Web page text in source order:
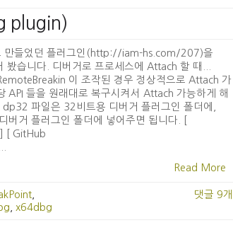
plugin)
만들었던 플러그인(http://iam-hs.com/207)을
습니다. 디버거로 프로세스에 Attach 할 때...
이 조작된 경우 정상적으로 Attach 가
API 들을 원래대로 복구시켜서 Attach 가능하게 해
파일은 32비트용 디버거 플러그인 폴더에,
버거 플러그인 폴더에 넣어주면 됩니다. [
[ GitHub
Read More
x64dbg
댓글 9개